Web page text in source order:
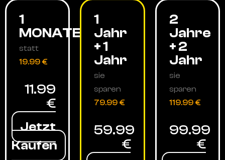
1
MONATE
statt
19.99 €
11.99
€
Jetzt
Kaufen
1
Jahr
+ 1
Jahr
sie
sparen
79.99 €
59.99
€
2
Jahre
+ 2
Jahr
sie
sparen
119.99 €
99.99
€